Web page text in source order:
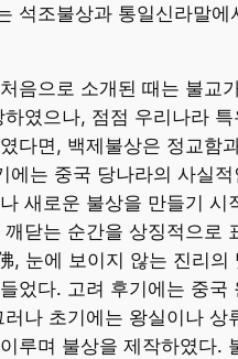
석조불상과 통일신라말
음으로 소개된 때는 불교
였으나, 점점 우리나라
다면, 백제불상은 정교함
에는 중국 당나라의 사실
새로운 불상을 만들기
닫는 순간을 상징적으로
, 눈에 보이지 않는 진리
었다. 고려 후기에는 중
나 초기에는 왕실이나
루며 불상을 제작하였다.